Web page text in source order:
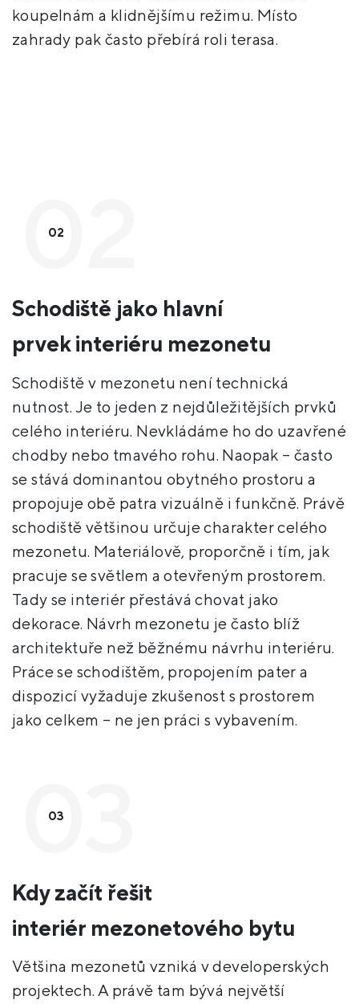
koupelnám a klidnějšímu režimu. Místo
zahrady pak často přebírá roli terasa.
Schodiště jako hlavní
prvek interiéru mezonetu
Schodiště v mezonetu není technická
nutnost. Je to jeden z nejdůležitějších prvků
celého interiéru. Nevkládáme ho do uzavřené
chodby nebo tmavého rohu. Naopak – často
se stává dominantou obytného prostoru a
propojuje obě patra vizuálně i funkčně. Právě
schodiště většinou určuje charakter celého
mezonetu. Materiálově, proporčně i tím, jak
pracuje se světlem a otevřeným prostorem.
Tady se interiér přestává chovat jako
dekorace. Návrh mezonetu je často blíž
architektuře než běžnému návrhu interiéru.
Práce se schodištěm, propojením pater a
dispozicí vyžaduje zkušenost s prostorem
jako celkem – ne jen práci s vybavením.
02
03
Kdy začít řešit
interiér mezonetového bytu
Většina mezonetů vzniká v developerských
projektech. A právě tam bývá největší